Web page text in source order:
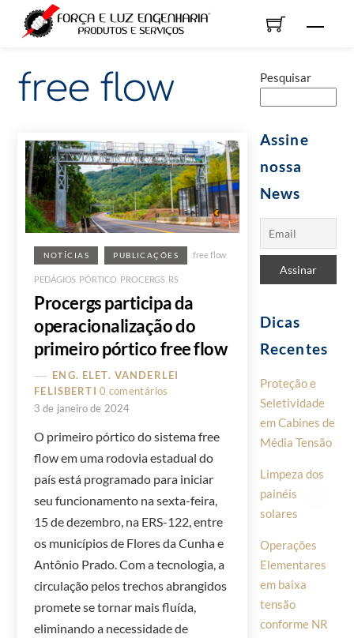
free flow
NOTÍCIAS PUBLICAÇÕES free flow
PEDÁGIOS PÓRTICO PROCERGS RS
Procergs participa da
operacionalização do
primeiro pórtico free flow
ENG. ELET. VANDERLEI
FELISBERTI 0 comentários
3 de janeiro de 2024
O primeiro pórtico do sistema free
flow em uma rodovia estadual do
país está programado para iniciar
seu funcionamento na sexta-feira,
15 de dezembro, na ERS-122, entre
os municípios de Flores da Cunha e
Antônio Prado. Com a tecnologia, a
circulação pelos trechos abrangidos
promete se tornar mais fluída,
eliminando a necessidade de
Pesquisar
Assine
nossa
News
Dicas
Recentes
Proteção e
Seletividade
em Cabines de
Média Tensão
Limpeza dos
painéis
solares
Operações
Elementares
em baixa
tensão
conforme NR